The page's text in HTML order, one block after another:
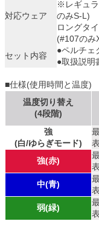
対応ウェア
※レギュ
のみS-L)
ロングタ
(#107のみ
セット内容
●ペルチェ
●取扱説明
■仕様(使用時間と温度)
温度切り替え
(4段階)
強
(白/ゆらぎモード)
強(赤)
中(青)
弱(緑)